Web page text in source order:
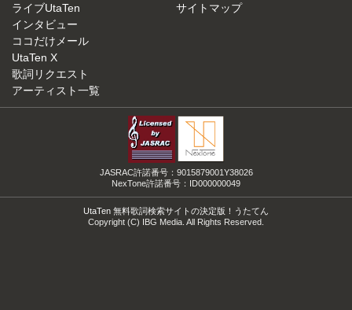
ライブUtaTen
インタビュー
ココだけメール
UtaTen X
歌詞リクエスト
アーティスト一覧
サイトマップ
JASRAC許諾番号：9015879001Y38026
NexTone許諾番号：ID000000049
UtaTen 無料歌詞検索サイトの決定版！うたてん
Copyright (C) IBG Media. All Rights Reserved.